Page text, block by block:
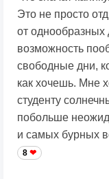
Это не просто
от однообразных
возможность
свободные дни,
как хочешь. Мне
студенту
побольше
и самых бурных
8